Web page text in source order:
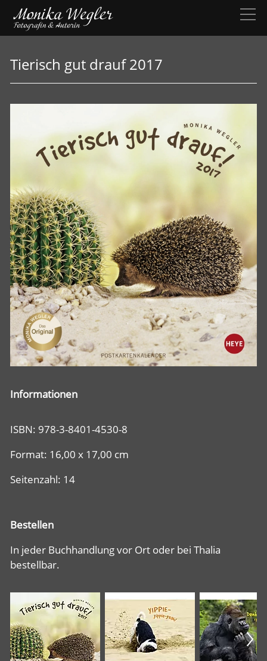
Tierisch gut drauf 2017
Informationen
ISBN: 978-3-8401-4530-8
Format: 16,00 x 17,00 cm
Seitenzahl: 14
Bestellen
In jeder Buchhandlung vor Ort oder bei Thalia
bestellbar.